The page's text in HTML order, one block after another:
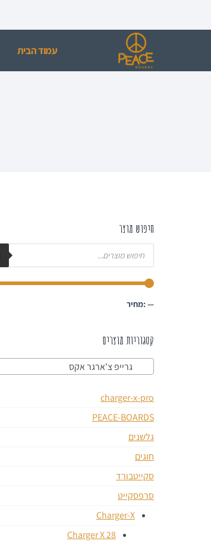
עמוד הבית
חיפוש מוצר
מחיר: —
קטגוריות מוצרים
גרייפ צ'ארגר אקס
charger-x-pro
PEACE-BOARDS
גלשנים
חוגים
סקייטבורד
סרפסקייט
Charger-X
Charger X 28